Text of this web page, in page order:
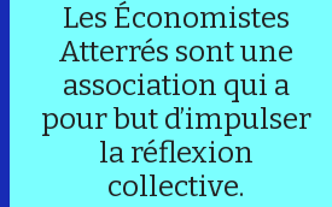
Les Économistes
Atterrés sont une
association qui a
pour but d’impulser
la réflexion
collective.